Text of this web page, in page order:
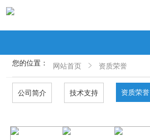
您的位置： 网站首页 资质荣誉
公司简介 技术支持 资质荣誉